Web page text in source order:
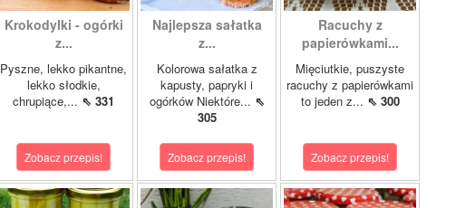
Krokodylki - ogórki
z...
Pyszne, lekko pikantne,
lekko słodkie,
chrupiące,... ⇖ 331
Zobacz przepis!
Najlepsza sałatka
z...
Kolorowa sałatka z
kapusty, papryki i
ogórków Niektóre... ⇖
305
Zobacz przepis!
Racuchy z
papierówkami...
Mięciutkie, puszyste
racuchy z papierówkami
to jeden z... ⇖ 300
Zobacz przepis!